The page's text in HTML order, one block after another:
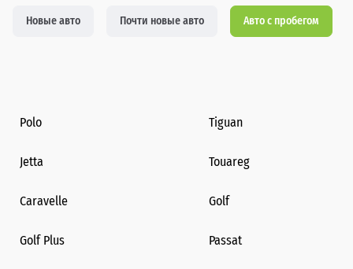
Новые авто Почти новые авто Авто с пробегом
Polo Tiguan
Jetta Touareg
Caravelle Golf
Golf Plus Passat